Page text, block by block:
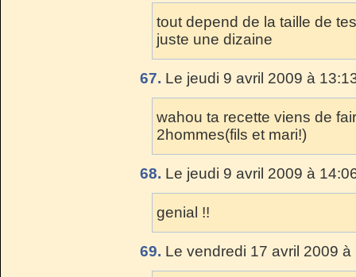
tout depend de la taille de
juste une dizaine
67. Le jeudi 9 avril 2009 à
wahou ta recette viens de
2hommes(fils et mari!)
68. Le jeudi 9 avril 2009 à
genial !!
69. Le vendredi 17 avril 2009